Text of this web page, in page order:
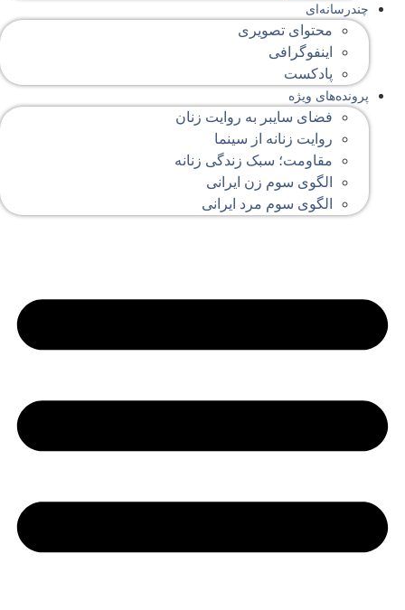
چندرسانه‌ای
محتوای تصویری
اینفوگرافی
پادکست
پرونده‌های ویژه
فضای سایبر به روایت زنان
روایت زنانه از سینما
مقاومت؛ سبک زندگی زنانه
الگوی سوم زن ایرانی
الگوی سوم مرد ایرانی